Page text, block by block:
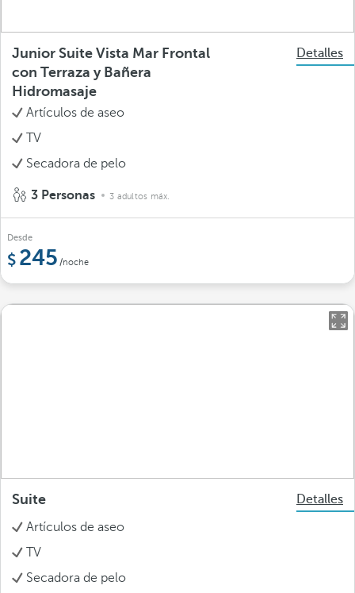
Junior Suite Vista Mar Frontal
con Terraza y Bañera
Hidromasaje
Detalles
Artículos de aseo
TV
Secadora de pelo
3 Personas 3 adultos máx.
Desde
245 /noche
Suite
Detalles
Artículos de aseo
TV
Secadora de pelo